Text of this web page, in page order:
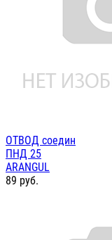
ОТВОД соедин
ПНД 25
ARANGUL
89 руб.